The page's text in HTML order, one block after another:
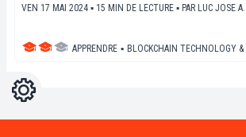
VEN 17 MAI 2024 ▪ 15 MIN DE LECTURE ▪ PAR LUC JOSE A.
APPRENDRE ▪ BLOCKCHAIN TECHNOLOGY
Réglages